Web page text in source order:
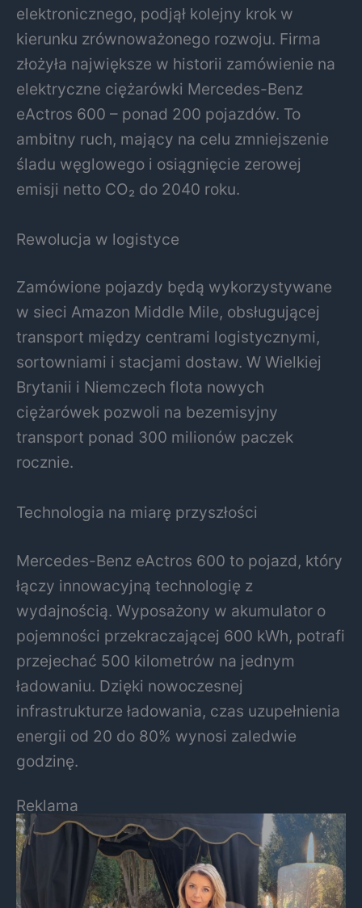
elektronicznego, podjął kolejny krok w
kierunku zrównoważonego rozwoju. Firma
złożyła największe w historii zamówienie na
elektryczne ciężarówki Mercedes-Benz
eActros 600 – ponad 200 pojazdów. To
ambitny ruch, mający na celu zmniejszenie
śladu węglowego i osiągnięcie zerowej
emisji netto CO₂ do 2040 roku.
Rewolucja w logistyce
Zamówione pojazdy będą wykorzystywane
w sieci Amazon Middle Mile, obsługującej
transport między centrami logistycznymi,
sortowniami i stacjami dostaw. W Wielkiej
Brytanii i Niemczech flota nowych
ciężarówek pozwoli na bezemisyjny
transport ponad 300 milionów paczek
rocznie.
Technologia na miarę przyszłości
Mercedes-Benz eActros 600 to pojazd, który
łączy innowacyjną technologię z
wydajnością. Wyposażony w akumulator o
pojemności przekraczającej 600 kWh, potrafi
przejechać 500 kilometrów na jednym
ładowaniu. Dzięki nowoczesnej
infrastrukturze ładowania, czas uzupełnienia
energii od 20 do 80% wynosi zaledwie
godzinę.
Reklama